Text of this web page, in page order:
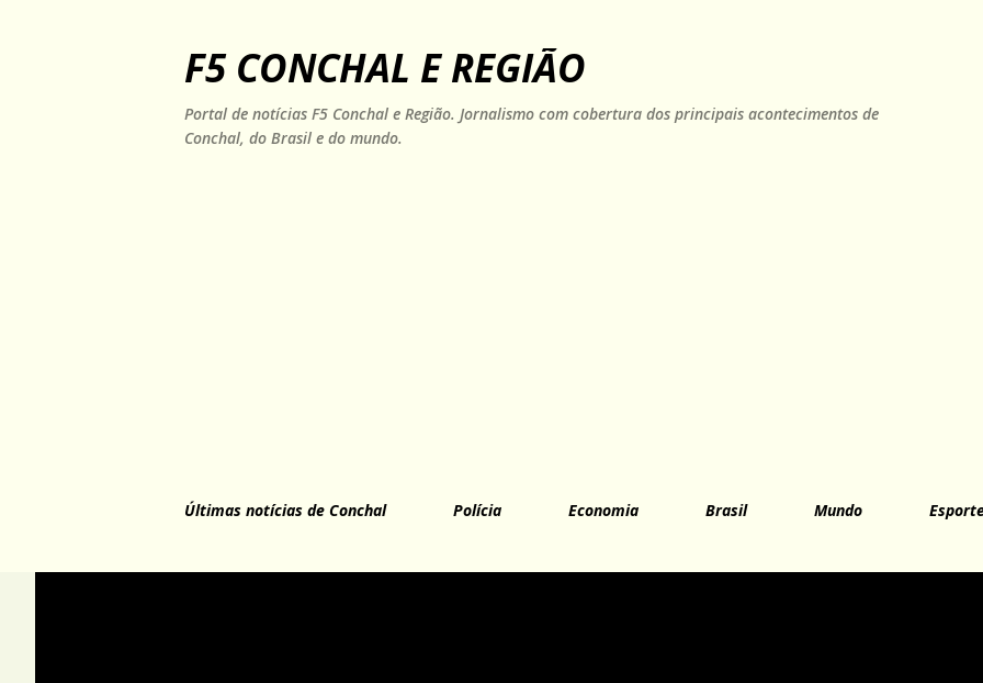
F5 CONCHAL E REGIÃO
Portal de notícias F5 Conchal e Região. Jornalismo com cobertura dos principais acontecimentos de
Conchal, do Brasil e do mundo.
Últimas notícias de Conchal Polícia Economia Brasil Mundo